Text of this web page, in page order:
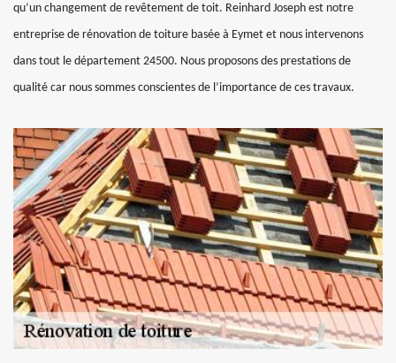
qu’un changement de revêtement de toit. Reinhard Joseph est notre
entreprise de rénovation de toiture basée à Eymet et nous intervenons
dans tout le département 24500. Nous proposons des prestations de
qualité car nous sommes conscientes de l’importance de ces travaux.